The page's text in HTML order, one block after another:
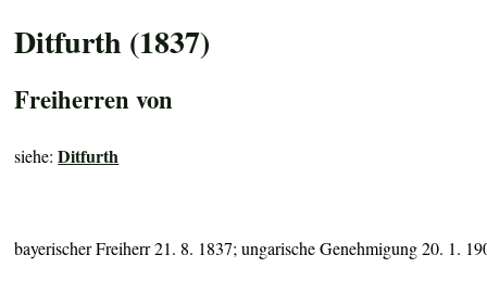
Ditfurth (1837)
Freiherren von
siehe:Ditfurth
bayerischer Freiherr 21. 8. 1837; ungarische Genehmigung 20. 1.